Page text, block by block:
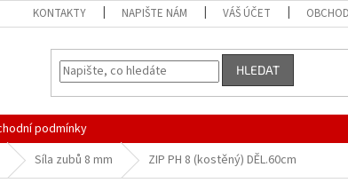
KONTAKTY NAPIŠTE NÁM VÁŠ ÚČET
HLEDAT
podmínky
Síla zubů 8 mm ZIP PH 8 (kostěný) DĚL.60cm